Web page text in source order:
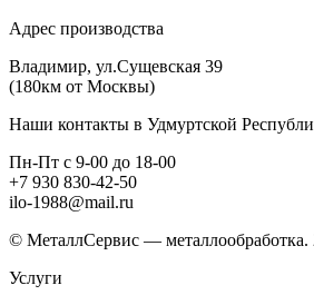
Адрес производства
Владимир, ул.Сущевская 39
(180км от Москвы)
Наши контакты в Удмуртской
Пн-Пт с 9-00 до 18-00
+7 930 830-42-50
ilo-1988@mail.ru
© МеталлСервис — металлообработка.
Услуги